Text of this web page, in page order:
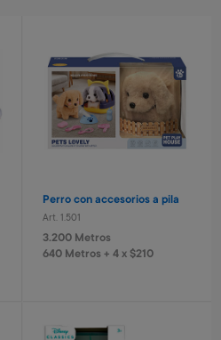
Perro con accesorios a pila
Art. 1.501
3.200 Metros
640 Metros + 4 x $210